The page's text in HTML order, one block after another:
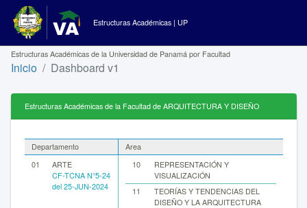
Estructuras Académicas | UP
Estructuras Académicas de la Universidad de Panamá por Facultad
Inicio Dashboard v1
Estructuras Académicas de la Facultad de ARQUITECTURA Y DISEÑO
Departamento
Area
01
ARTE
CF-TCNA N°5-24
del 25-JUN-2024
10
REPRESENTACIÓN Y
VISUALIZACIÓN
11
TEORÍAS Y TENDENCIAS DEL
DISEÑO Y LA ARQUITECTURA